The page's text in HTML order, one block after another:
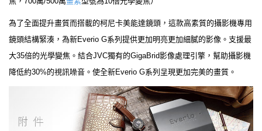
為了全面提升畫質而搭載的柯尼卡美能達鏡頭，這款高素質的攝影機專用
鏡頭結構緊湊，為新Everio G系列提供更加明亮更加細膩的影像。支援最
大35倍的光學變焦。結合JVC獨有的GigaBrid影像處理引擎，幫助攝影機
降低約30%的視訊噪音。使全新Everio G系列呈現更加完美的畫質。